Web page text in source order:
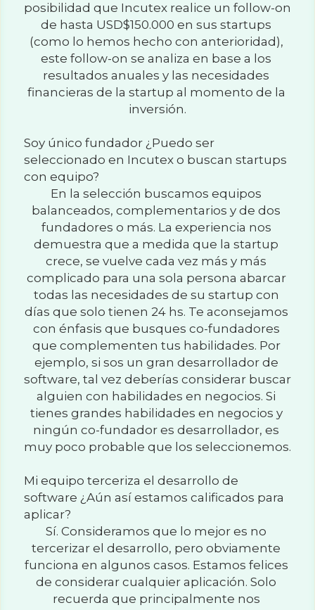
posibilidad que Incutex realice un follow-on
de hasta USD$150.000 en sus startups
(como lo hemos hecho con anterioridad),
este follow-on se analiza en base a los
resultados anuales y las necesidades
financieras de la startup al momento de la
inversión.
Soy único fundador ¿Puedo ser
seleccionado en Incutex o buscan startups
con equipo?
En la selección buscamos equipos
balanceados, complementarios y de dos
fundadores o más. La experiencia nos
demuestra que a medida que la startup
crece, se vuelve cada vez más y más
complicado para una sola persona abarcar
todas las necesidades de su startup con
días que solo tienen 24 hs. Te aconsejamos
con énfasis que busques co-fundadores
que complementen tus habilidades. Por
ejemplo, si sos un gran desarrollador de
software, tal vez deberías considerar buscar
alguien con habilidades en negocios. Si
tienes grandes habilidades en negocios y
ningún co-fundador es desarrollador, es
muy poco probable que los seleccionemos.
Mi equipo terceriza el desarrollo de
software ¿Aún así estamos calificados para
aplicar?
Sí. Consideramos que lo mejor es no
tercerizar el desarrollo, pero obviamente
funciona en algunos casos. Estamos felices
de considerar cualquier aplicación. Solo
recuerda que principalmente nos